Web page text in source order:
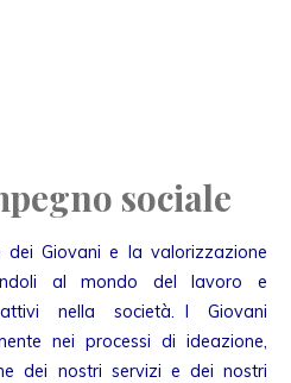
sociale
Giovani e la valorizzazione
al mondo del lavoro e
nella società. I Giovani
nei processi di ideazione,
dei nostri servizi e dei nostri